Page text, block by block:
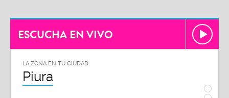
ESCUCHA EN VIVO
LA ZONA EN TU CIUDAD
Arequipa